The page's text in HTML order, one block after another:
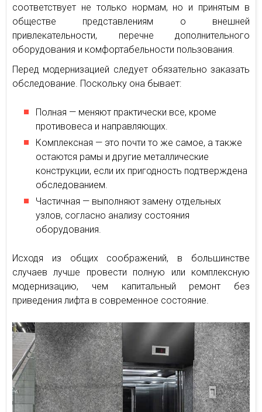
соответствует не только нормам, но и принятым в
обществе представлениям о внешней
привлекательности, перечне дополнительного
оборудования и комфортабельности пользования.
Перед модернизацией следует обязательно заказать
обследование. Поскольку она бывает:
Полная — меняют практически все, кроме
противовеса и направляющих.
Комплексная — это почти то же самое, а также
остаются рамы и другие металлические
конструкции, если их пригодность подтверждена
обследованием.
Частичная — выполняют замену отдельных
узлов, согласно анализу состояния
оборудования.
Исходя из общих соображений, в большинстве
случаев лучше провести полную или комплексную
модернизацию, чем капитальный ремонт без
приведения лифта в современное состояние.